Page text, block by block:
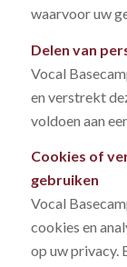
waarvoor uw
Delen van
Vocal
en verstrekt
voldoen aan
Cookies of
gebruiken
Vocal
cookies en
op uw privacy.